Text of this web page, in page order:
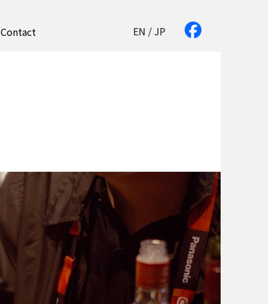
EN / JP
Contact
Slush TOKYOというデザインシンキングの舞台